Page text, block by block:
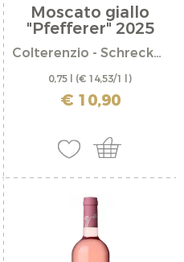
Moscato giallo
"Pfefferer" 2025
Colterenzio - Schreckbichl
0,75 l (€ 14,53/1 l)
incl. IVA più costi di spedizione
€ 10,90